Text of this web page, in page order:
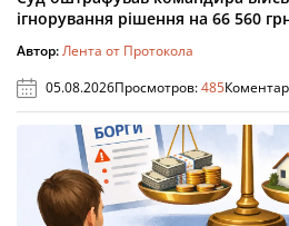
ігнорування рішення на 66 560
Автор:Лента от Протокола
05.08.2026Просмотров:485